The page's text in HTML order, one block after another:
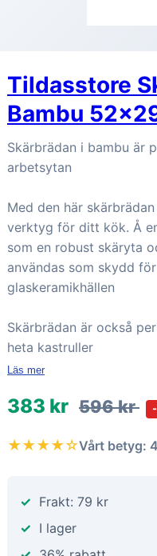
Tildasstore
Bambu
Skärbrädan i bambu är
arbetsytan
Med den här
verktyg för ditt kök. Å
som en robust skäryta
användas som skydd
glaskeramikhällen
Skärbrädan är också
heta kastruller
Läs mer
383 kr 596 kr
★★★★☆Vårt betyg:
Frakt: 79 kr
I lager